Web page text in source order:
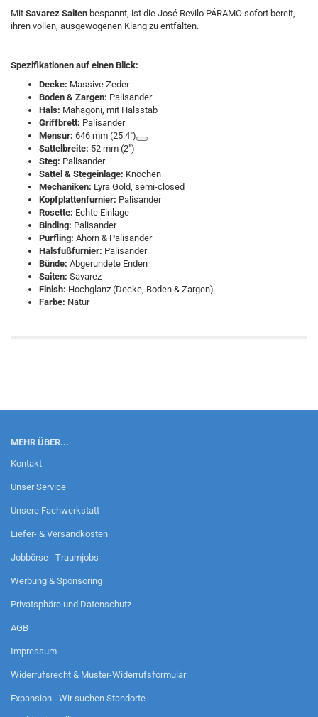
Mit Savarez Saiten bespannt, ist die José Revilo PÁRAMO sofort bereit,
ihren vollen, ausgewogenen Klang zu entfalten.
Spezifikationen auf einen Blick:
Decke: Massive Zeder
Boden & Zargen: Palisander
Hals: Mahagoni, mit Halsstab
Griffbrett: Palisander
Mensur: 646 mm (25.4″)
Sattelbreite: 52 mm (2″)
Steg: Palisander
Sattel & Stegeinlage: Knochen
Mechaniken: Lyra Gold, semi-closed
Kopfplattenfurnier: Palisander
Rosette: Echte Einlage
Binding: Palisander
Purfling: Ahorn & Palisander
Halsfußfurnier: Palisander
Bünde: Abgerundete Enden
Saiten: Savarez
Finish: Hochglanz (Decke, Boden & Zargen)
Farbe: Natur
MEHR ÜBER...
Kontakt
Unser Service
Unsere Fachwerkstatt
Liefer- & Versandkosten
Jobbörse - Traumjobs
Werbung & Sponsoring
Privatsphäre und Datenschutz
AGB
Impressum
Widerrufsrecht & Muster-Widerrufsformular
Expansion - Wir suchen Standorte